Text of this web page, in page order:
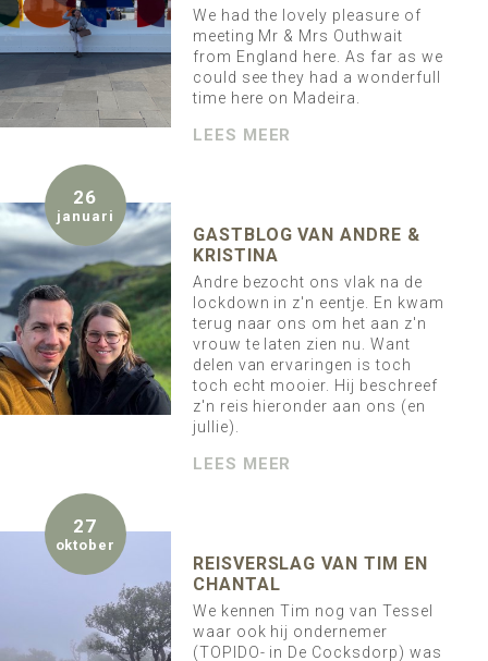
We had the lovely pleasure of
meeting Mr & Mrs Outhwait
from England here. As far as we
could see they had a wonderfull
time here on Madeira.
LEES MEER
26
januari
GASTBLOG VAN ANDRE &
KRISTINA
Andre bezocht ons vlak na de
lockdown in z'n eentje. En kwam
terug naar ons om het aan z'n
vrouw te laten zien nu. Want
delen van ervaringen is toch
toch echt mooier. Hij beschreef
z'n reis hieronder aan ons (en
jullie).
LEES MEER
27
oktober
REISVERSLAG VAN TIM EN
CHANTAL
We kennen Tim nog van Tessel
waar ook hij ondernemer
(TOPIDO- in De Cocksdorp) was